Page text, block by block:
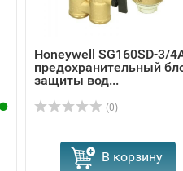
Honeywell SG160SD-3/
предохранительный
защиты вод...
(0)
В корзину